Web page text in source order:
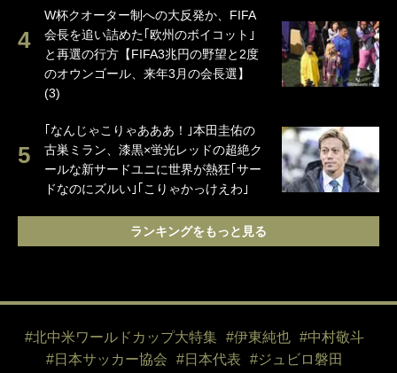
W杯クオーター制への大反発か、FIFA
会長を追い詰めた｢欧州のボイコット｣
と再選の行方【FIFA3兆円の野望と2度
のオウンゴール、来年3月の会長選】
(3)
｢なんじゃこりゃあああ！｣本田圭佑の
古巣ミラン、漆黒×蛍光レッドの超絶ク
ールな新サードユニに世界が熱狂｢サー
ドなのにズルい｣｢こりゃかっけえわ｣
ランキングをもっと見る
#北中米ワールドカップ大特集 #伊東純也
#中村敬斗
#日本サッカー協会
#日本代表
#ジュビロ磐田